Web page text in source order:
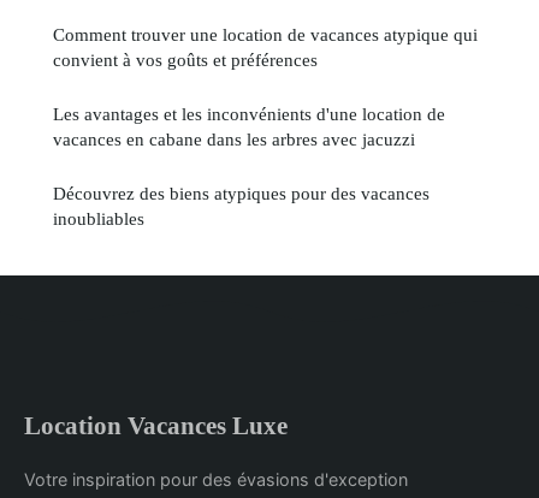
Comment trouver une location de vacances atypique qui
convient à vos goûts et préférences
Les avantages et les inconvénients d'une location de
vacances en cabane dans les arbres avec jacuzzi
Découvrez des biens atypiques pour des vacances
inoubliables
Location Vacances Luxe
Votre inspiration pour des évasions d'exception